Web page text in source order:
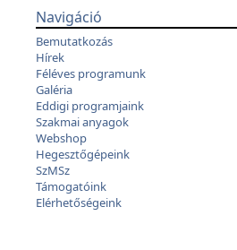
Navigáció
Bemutatkozás
Hírek
Féléves programunk
Galéria
Eddigi programjaink
Szakmai anyagok
Webshop
Hegesztőgépeink
SzMSz
Támogatóink
Elérhetőségeink